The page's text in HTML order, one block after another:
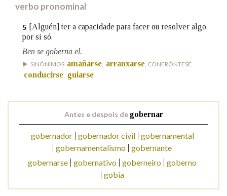
Marcas gramaticais
verbo pronominal
5 [Alguén] ter a capacidade para facer ou resolver algo
por si só.
Ben se goberna el.
SINÓNIMOS amañarse, arranxarse, CONFRÓNTESE
conducirse, guiarse
Antes e despois degobernar
gobernador gobernador civil
gobernamental
gobernamentalismo gobernante
gobernarse gobernativo goberneiro goberno
gobia